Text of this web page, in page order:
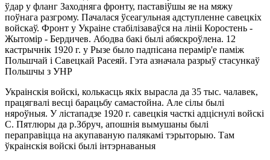
ўдар у фланг Заходняга фронту, паставіўшы яе на мяжу
поўнага разгрому. Пачалася ўсеагульная адступленне савецкіх
войскаў. Фронт у Украіне стабілізаваўся на лініі Коростень -
Жытомір - Бердичев. Абодва бакі былі абяскроўлена. 12
кастрычнік 1920 г. у Рызе было падпісана перамір'е паміж
Польшчай і Савецкай Расеяй. Гэта азначала разрыў стасункаў
Польшчы з УНР
Украінскія войскі, колькасць якіх вырасла да 35 тыс. чалавек,
працягвалі весці барацьбу самастойна. Але сілы былі
няроўныя. У лістападзе 1920 г. савецкія часткі адціснулі войскі
С. Пятлюры да р.Збруч, апошнія вымушаны былі
пераправіцца на акупаваную палякамі тэрыторыю. Там
ўкраінскія войскі былі інтэрнаваныя